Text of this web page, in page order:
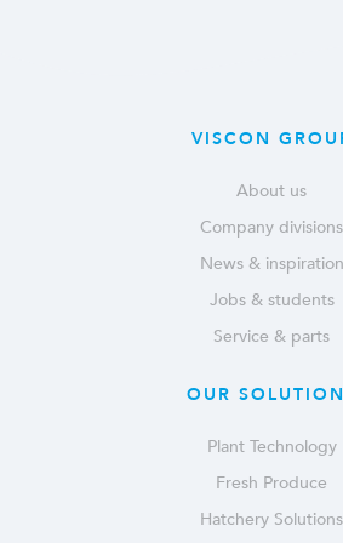
VISCON
About us
Company divisions
News & inspiration
Jobs & students
Service & parts
OUR
Plant Technology
Fresh Produce
Hatchery Solutions